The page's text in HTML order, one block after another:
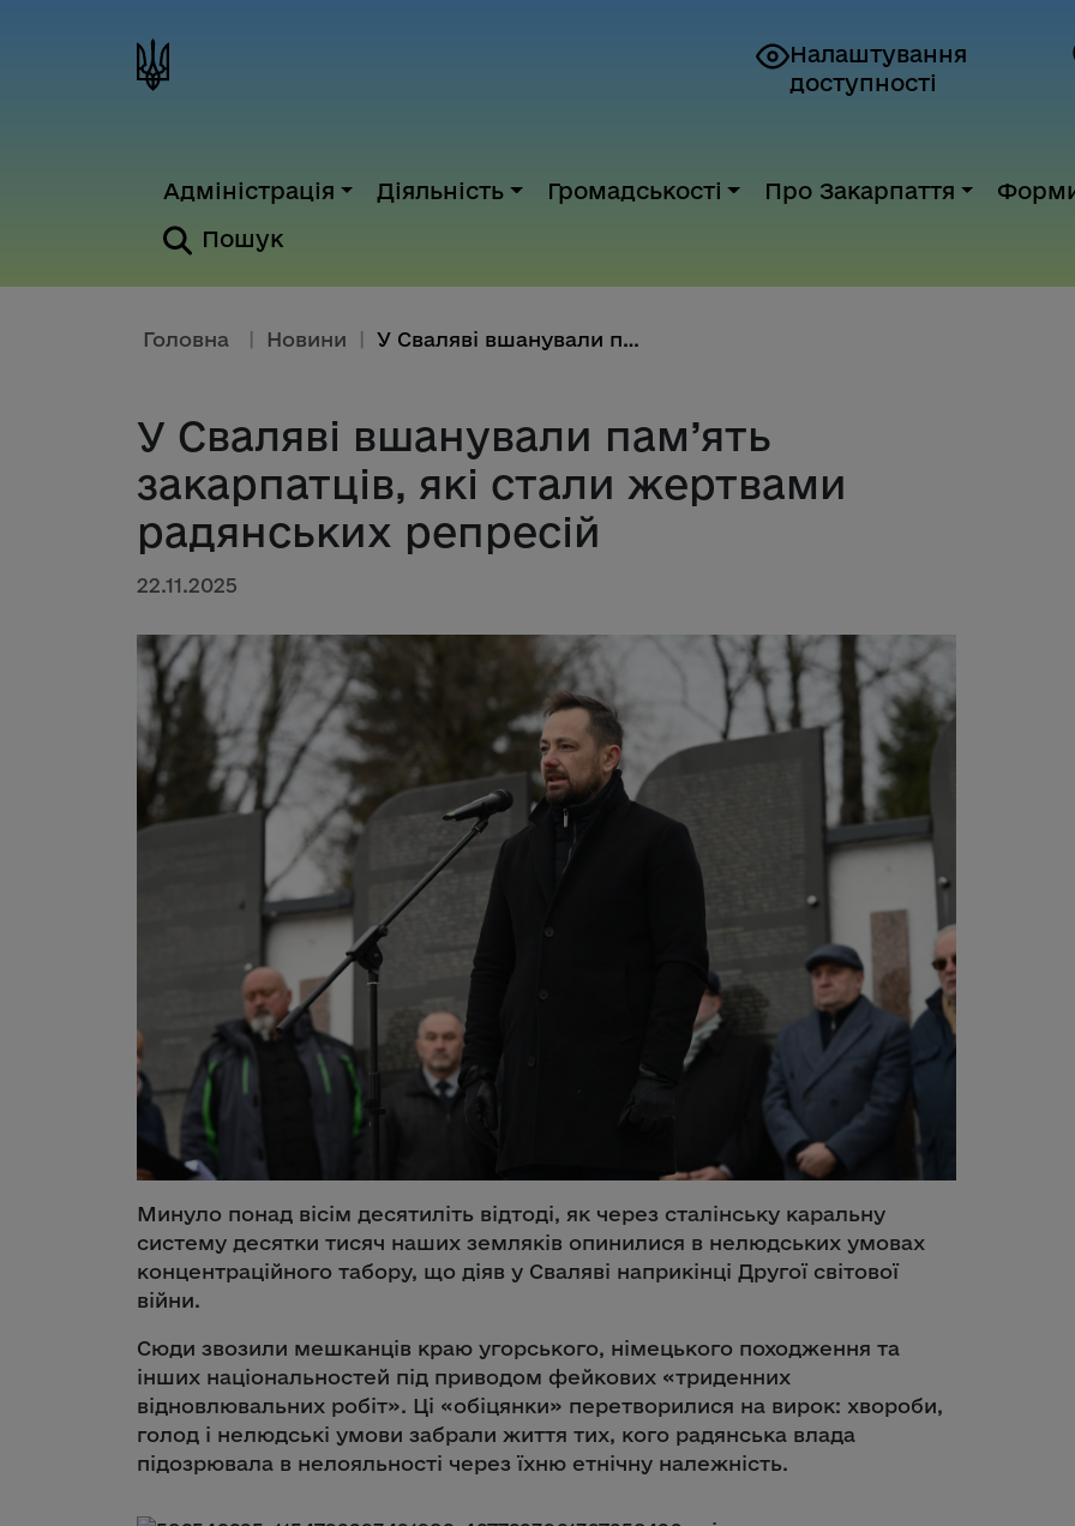
Налаштування
доступності
Адміністрація Діяльність Громадськості Про Закарпаття
Пошук
Головна Новини У Сваляві вшанували пам’ять за...
У Сваляві вшанували пам’ять
закарпатців, які стали жертвами
радянських репресій
22.11.2025
Минуло понад вісім десятиліть відтоді, як через сталінську каральну
систему десятки тисяч наших земляків опинилися в нелюдських умовах
концентраційного табору, що діяв у Сваляві наприкінці Другої світової
війни.
Сюди звозили мешканців краю угорського, німецького походження та
інших національностей під приводом фейкових «триденних
відновлювальних робіт». Ці «обіцянки» перетворилися на вирок: хвороби,
голод і нелюдські умови забрали життя тих, кого радянська влада
підозрювала в нелояльності через їхню етнічну належність.